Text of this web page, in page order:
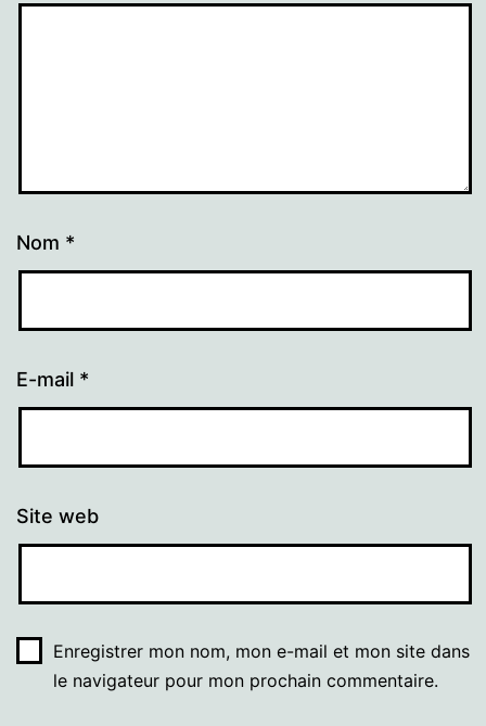
Nom *
E-mail *
Site web
Enregistrer mon nom, mon e-mail et mon site dans
le navigateur pour mon prochain commentaire.